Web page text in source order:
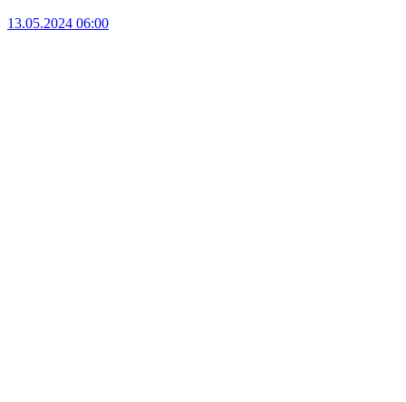
13.05.2024 06:00